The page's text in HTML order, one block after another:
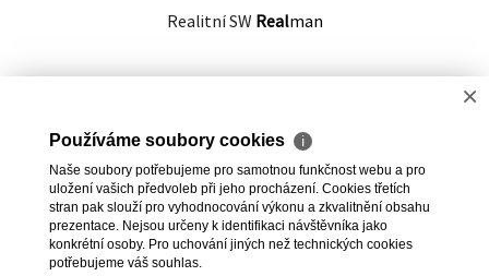
Realitní SW Realman
×
Používáme soubory cookies ℹ
Naše soubory potřebujeme pro samotnou funkčnost webu a pro
uložení vašich předvoleb při jeho procházení. Cookies třetích
stran pak slouží pro vyhodnocování výkonu a zkvalitnění obsahu
prezentace. Nejsou určeny k identifikaci návštěvníka jako
konkrétní osoby. Pro uchování jiných než technických cookies
potřebujeme váš souhlas.